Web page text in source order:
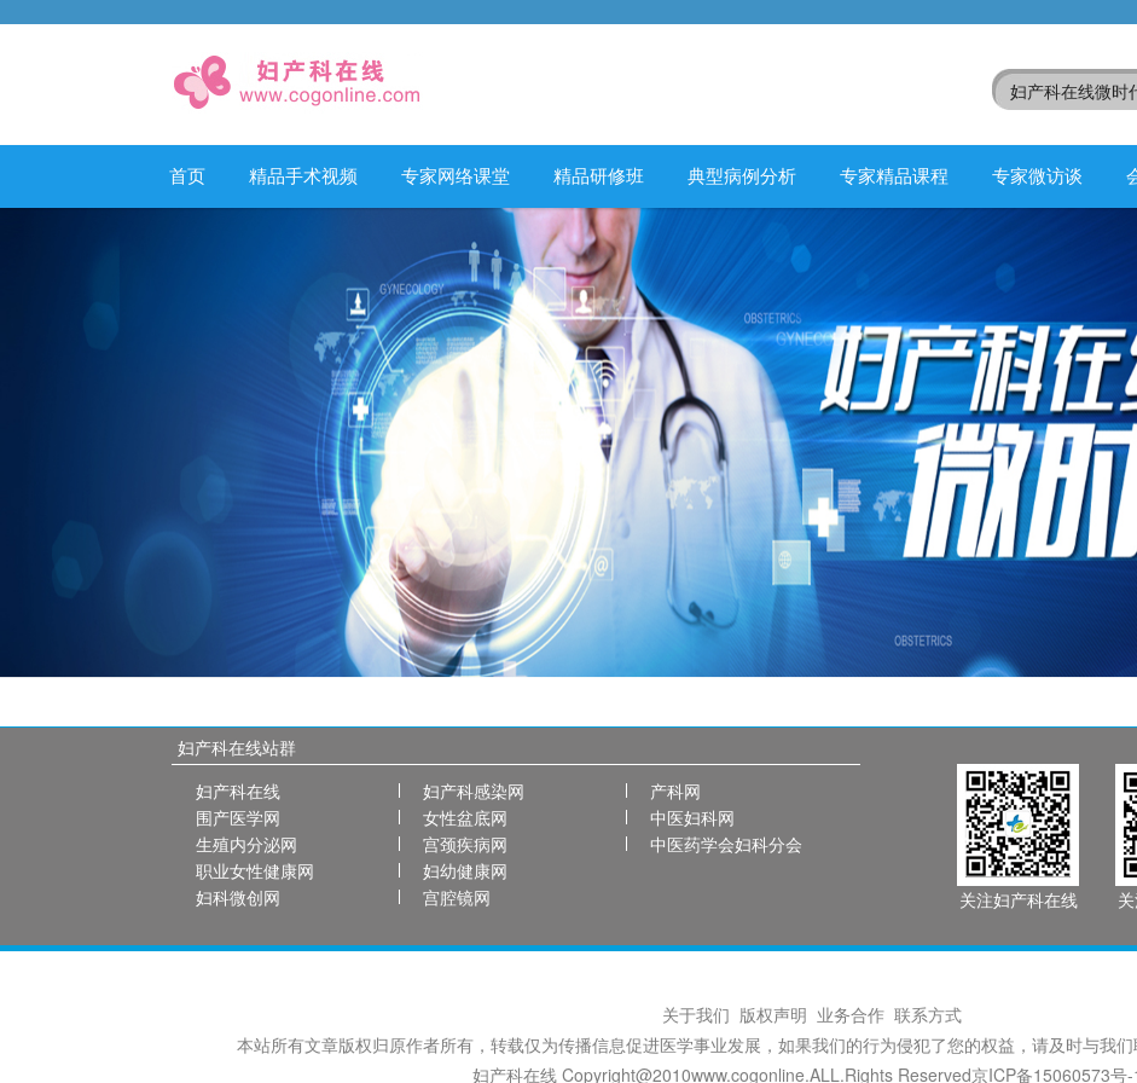
首页 精品手术视频 专家网络课堂 精品研修班 典型病例分析 专家精品课程 专家微访谈
妇产科在线站群
妇产科在线
围产医学网
生殖内分泌网
职业女性健康网
妇科微创网
妇产科感染网
女性盆底网
宫颈疾病网
妇幼健康网
宫腔镜网
产科网
中医妇科网
中医药学会妇科分会
关注妇产科在线
关于我们 版权声明 业务合作 联系方式
本站所有文章版权归原作者所有，转载仅为传播信息促进医学事业发展，如果我们的行为侵犯了您的权益，请及时与我
妇产科在线 Copyright@2010www.cogonline.ALL.Rights Reserved京ICP备15060573号-